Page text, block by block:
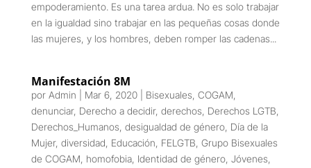
empoderamiento. Es una tarea ardua. No es solo trabajar
en la igualdad sino trabajar en las pequeñas cosas donde
las mujeres, y los hombres, deben romper las cadenas...
Manifestación 8M
por Admin Mar 6, 2020| Bisexuales COGAM
denunciar, Derecho a decidir, derechos Derechos LGTB
Derechos_Humanos desigualdad de género, Día de la
Mujer, diversidad Educación FELGTB Grupo Bisexuales
de COGAM homofobia, Identidad de género, Jóvenes